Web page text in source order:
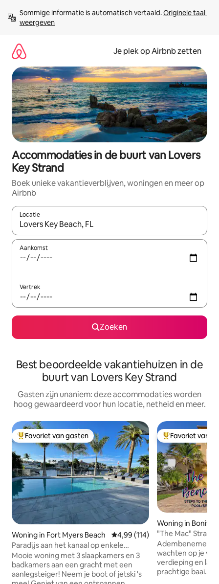
direct
naar
Sommige informatie is automatisch vertaald. Originele taal
weergeven
Je plek op Airbnb zetten
Accommodaties in de buurt van Lovers
Key Strand
Boek unieke vakantieverblijven, woningen en meer op
Airbnb
Locatie
Wanneer er resultaten beschikbaar zijn, maak je een keuze
Aankomst
Vertrek
Zoeken
Best beoordeelde vakantiehuizen in de
buurt van Lovers Key Strand
Gasten zijn unaniem: deze accommodaties worden
hoog gewaardeerd voor hun locatie, netheid en meer.
Topfavoriet van gasten
Favoriet van gasten
Woning in Fort Myers Beach Gemiddelde beoordeling van
4,99 (114)
Paradijs aan het kanaal op enkele
minuten van Ft Myers Beach/Gulf
Mooie woning met 3 slaapkamers en 3
badkamers aan een gracht met een
aanlegsteiger! Neem je boot of jetski 's
Topfavoriet van
Favoriet van
Woning in Bonita
"The Mac"
Zwembad/Spa
wachten op je
verdieping en
prachtige baai.